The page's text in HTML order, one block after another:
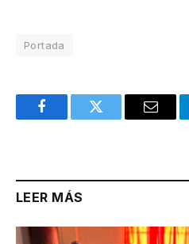
Portada
FacebookTwitter Email
LEER MÁS